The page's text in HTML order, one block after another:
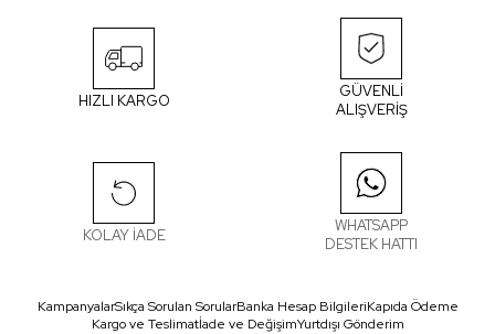
HIZLI KARGO
GÜVENLİ
ALIŞVERİŞ
KOLAY İADE
WHATSAPP
DESTEK HATTI
KampanyalarSıkça Sorulan SorularBanka Hesap BilgileriKapıda Ödeme
Kargo ve Teslimatİade ve DeğişimYurtdışı Gönderim